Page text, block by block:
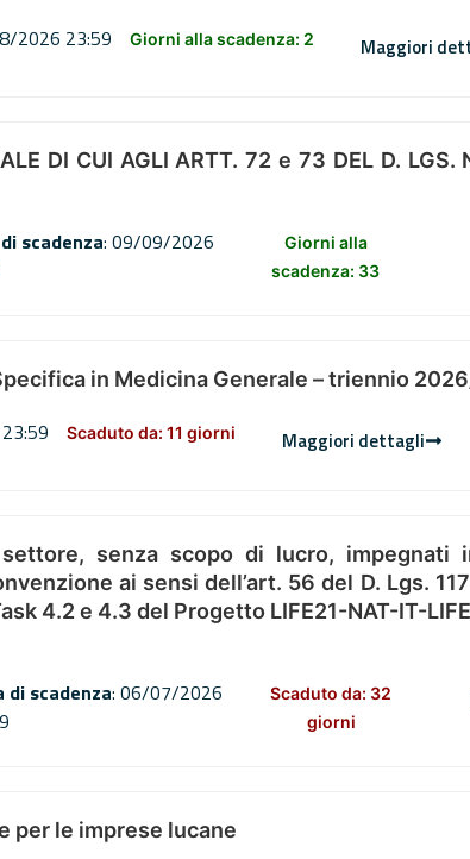
2026 23:59 Giorni alla scadenza: 2 Maggiori
DI CUI AGLI ARTT. 72 e 73 DEL D. LGS.
scadenza: 09/09/2026
Giorni alla
scadenza: 33
in Medicina Generale – triennio
Scaduto da: 11 giorni Maggiori dettagli
senza scopo di lucro, impegnati
ai sensi dell’art. 56 del D. Lgs.
4.2 e 4.3 del Progetto LIFE21-NAT-IT-LIFE
di scadenza: 06/07/2026
Scaduto da: 32
giorni
per le imprese lucane